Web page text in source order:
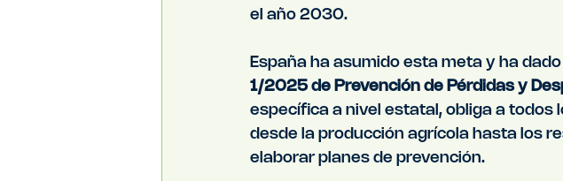
el año 2030.
España ha asumido esta meta y ha
1/2025 de Prevención de Pérdidas y
específica a nivel estatal, obliga a
desde la producción agrícola hasta los
elaborar planes de prevención.